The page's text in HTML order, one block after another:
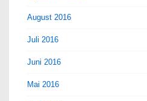
August 2016
Juli 2016
Juni 2016
Mai 2016